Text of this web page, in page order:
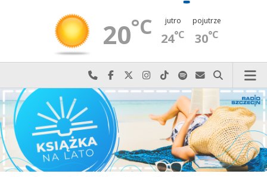
20°C jutro
24°C
pojutrze
30°C
Najlepiej po prostu do nas zadzwoń
Odwiedź nas na Facebook-u
Odwiedź nas na X
Odwiedź nas na Instagram-ie
Odwiedź nas na TikTok-u
Szukaj nas na Spotify
Wyślij do nas
Szukaj